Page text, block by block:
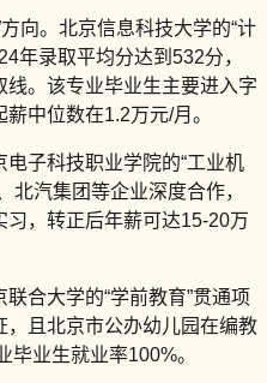
向。北京信息科技大学的“计
年录取平均分达到532分，
。该专业毕业生主要进入字
中位数在1.2万元/月。
子科技职业学院的“工业机
北汽集团等企业深度合作，
，转正后年薪可达15-20万
合大学的“学前教育”贯通项
，且北京市公办幼儿园在编教
毕业生就业率100%。